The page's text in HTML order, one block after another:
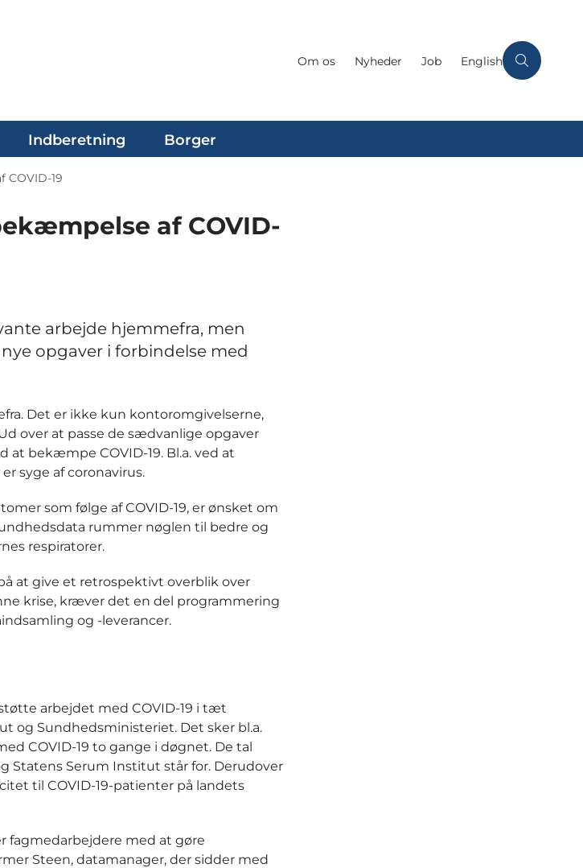
Om os Nyheder Job English
Indberetning Borger
COVID-19
af COVID-
arbejde hjemmefra, men
opgaver i forbindelse med
Det er ikke kun kontoromgivelserne,
over at passe de sædvanlige opgaver
bekæmpe COVID-19. Bl.a. ved at
syge af coronavirus.
som følge af COVID-19, er ønsket om
rummer nøglen til bedre og
respiratorer.
at give et retrospektivt overblik over
krise, kræver det en del programmering
og -leverancer.
arbejdet med COVID-19 i tæt
og Sundhedsministeriet. Det sker bl.a.
COVID-19 to gange i døgnet. De tal
Statens Serum Institut står for. Derudover
til COVID-19-patienter på landets
fagmedarbejdere med at gøre
Steen, datamanager, der sidder med